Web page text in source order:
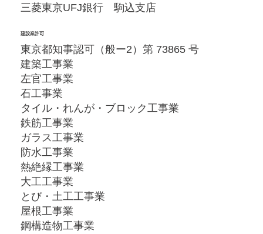
三菱東京UFJ銀行 駒込支店
建設業許可
東京都知事認可（般ー2）第 73865 号
建築工事業
左官工事業
石工事業
タイル・れんが・ブロック工事業
鉄筋工事業
ガラス工事業
防水工事業
熱絶縁工事業
大工工事業
とび・土工工事業
屋根工事業
鋼構造物工事業